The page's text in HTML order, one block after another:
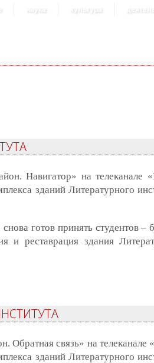
наука культура
Навигатор» на телеканале
зданий Литературного
готов принять студентов –
и реставрация здания
Обратная связь» на
зданий Литературного